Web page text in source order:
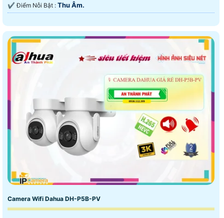
️✔️ Điểm Nỗi Bật : Thu Âm.
Camera Wifi Dahua DH-P5B-PV